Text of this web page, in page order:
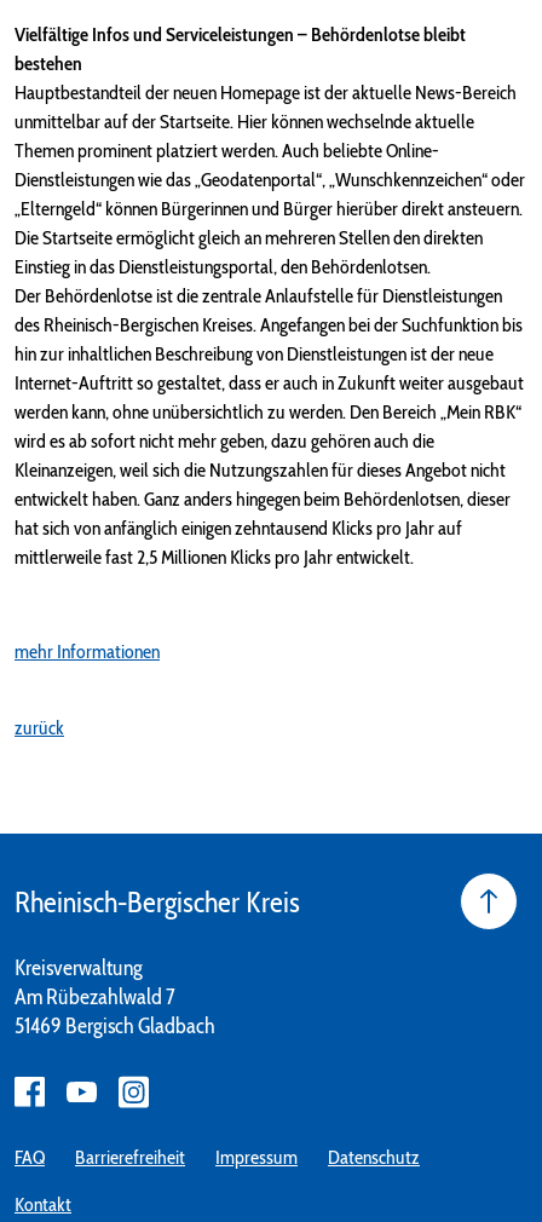
Vielfältige Infos und Serviceleistungen – Behördenlotse bleibt
bestehen
Hauptbestandteil der neuen Homepage ist der aktuelle News-Bereich
unmittelbar auf der Startseite. Hier können wechselnde aktuelle
Themen prominent platziert werden. Auch beliebte Online-
Dienstleistungen wie das „Geodatenportal“, „Wunschkennzeichen“ oder
„Elterngeld“ können Bürgerinnen und Bürger hierüber direkt ansteuern.
Die Startseite ermöglicht gleich an mehreren Stellen den direkten
Einstieg in das Dienstleistungsportal, den Behördenlotsen.
Der Behördenlotse ist die zentrale Anlaufstelle für Dienstleistungen
des Rheinisch-Bergischen Kreises. Angefangen bei der Suchfunktion bis
hin zur inhaltlichen Beschreibung von Dienstleistungen ist der neue
Internet-Auftritt so gestaltet, dass er auch in Zukunft weiter ausgebaut
werden kann, ohne unübersichtlich zu werden. Den Bereich „Mein RBK“
wird es ab sofort nicht mehr geben, dazu gehören auch die
Kleinanzeigen, weil sich die Nutzungszahlen für dieses Angebot nicht
entwickelt haben. Ganz anders hingegen beim Behördenlotsen, dieser
hat sich von anfänglich einigen zehntausend Klicks pro Jahr auf
mittlerweile fast 2,5 Millionen Klicks pro Jahr entwickelt.
mehr Informationen
zurück
Rheinisch-Bergischer Kreis
Kreisverwaltung
Am Rübezahlwald 7
51469 Bergisch Gladbach
FAQ Barrierefreiheit Impressum Datenschutz
Kontakt